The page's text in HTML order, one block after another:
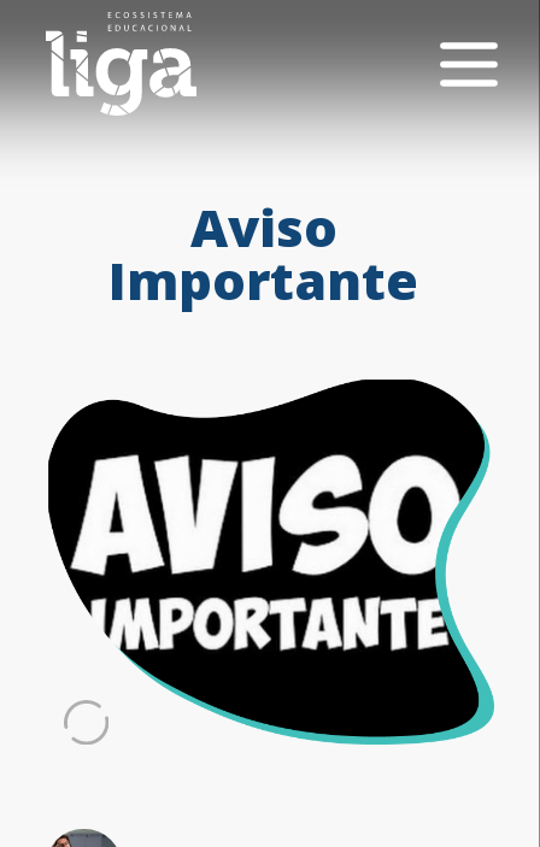
Aviso
Importante